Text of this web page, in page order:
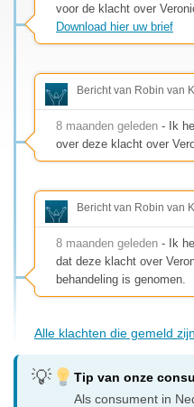
voor de klacht over
Download hier uw brief
Bericht van Robin van
8 maanden geleden - Ik
over deze klacht over
Bericht van Robin van
8 maanden geleden - Ik
dat deze klacht over
behandeling is genomen.
Alle klachten die gemeld
Tip van onze
Als consument in